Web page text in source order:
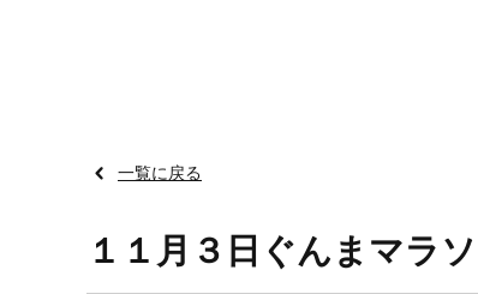
一覧に戻る
１１月３日ぐんまマラ